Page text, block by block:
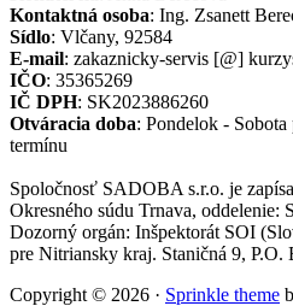
Kontaktná osoba: Ing. Zsanett
Sídlo: Vlčany, 92584
E-mail: zakaznicky-servis [@]
IČO: 35365269
IČ DPH: SK2023886260
Otváracia doba: Pondelok -
termínu
Spoločnosť SADOBA s.r.o. je
Okresného súdu Trnava, oddelenie:
Dozorný orgán: Inšpektorát SOI
pre Nitriansky kraj. Staničná 9,
Copyright © 2026 · Sprinkle theme